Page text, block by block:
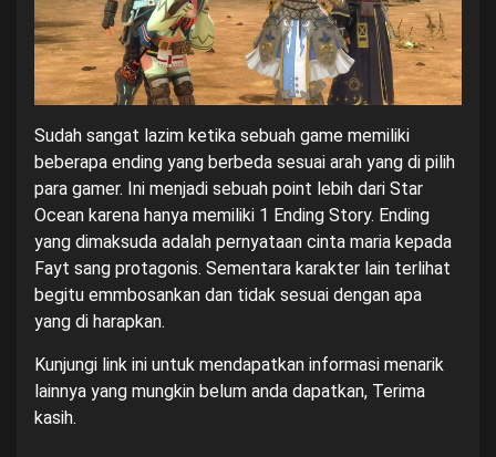
Sudah sangat lazim ketika sebuah game memiliki
beberapa ending yang berbeda sesuai arah yang di pilih
para gamer. Ini menjadi sebuah point lebih dari Star
Ocean karena hanya memiliki 1 Ending Story. Ending
yang dimaksuda adalah pernyataan cinta maria kepada
Fayt sang protagonis. Sementara karakter lain terlihat
begitu emmbosankan dan tidak sesuai dengan apa
yang di harapkan.
Kunjungi link ini untuk mendapatkan informasi menarik
lainnya yang mungkin belum anda dapatkan, Terima
kasih.